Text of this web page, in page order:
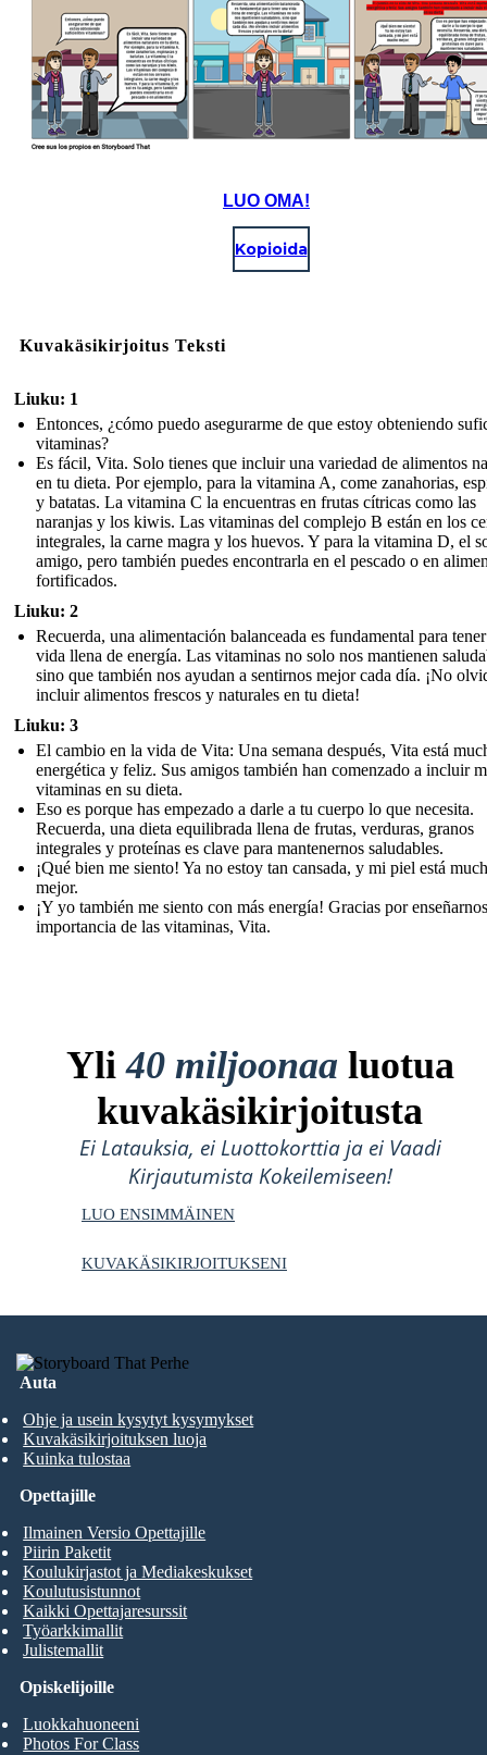
LUO OMA!
Kopioida
Kuvakäsikirjoitus Teksti
Liuku: 1
Entonces, ¿cómo puedo asegurarme de que estoy obteniendo
vitaminas?
Es fácil, Vita. Solo tienes que incluir una variedad de alimentos
en tu dieta. Por ejemplo, para la vitamina A, come zanahorias,
y batatas. La vitamina C la encuentras en frutas cítricas como las
naranjas y los kiwis. Las vitaminas del complejo B están en los
integrales, la carne magra y los huevos. Y para la vitamina D, el
amigo, pero también puedes encontrarla en el pescado o en
fortificados.
Liuku: 2
Recuerda, una alimentación balanceada es fundamental para
vida llena de energía. Las vitaminas no solo nos mantienen
sino que también nos ayudan a sentirnos mejor cada día. ¡No
incluir alimentos frescos y naturales en tu dieta!
Liuku: 3
El cambio en la vida de Vita: Una semana después, Vita está
energética y feliz. Sus amigos también han comenzado a incluir
vitaminas en su dieta.
Eso es porque has empezado a darle a tu cuerpo lo que necesita.
Recuerda, una dieta equilibrada llena de frutas, verduras, granos
integrales y proteínas es clave para mantenernos saludables.
¡Qué bien me siento! Ya no estoy tan cansada, y mi piel está
mejor.
¡Y yo también me siento con más energía! Gracias por
importancia de las vitaminas, Vita.
Yli40 miljoonaa luotua
kuvakäsikirjoitusta
Ei Latauksia, ei Luottokorttia ja ei Vaadi
Kirjautumista Kokeilemiseen!
LUO ENSIMMÄINEN
KUVAKÄSIKIRJOITUKSENI
Auta
Ohje ja usein kysytyt kysymykset
Kuvakäsikirjoituksen luoja
Kuinka tulostaa
Opiskelijoille
Luokkahuoneeni
Photos For Class
Opettajille
Ilmainen Versio Opettajille
Piirin Paketit
Koulukirjastot ja Mediakeskukset
Koulutusistunnot
Kaikki Opettajaresurssit
Työarkkimallit
Julistemallit